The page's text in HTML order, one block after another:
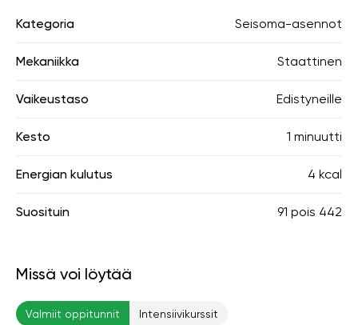
Kategoria Seisoma-asennot
Mekaniikka Staattinen
Vaikeustaso Edistyneille
Kesto 1 minuutti
Energian kulutus 4 kcal
Suosituin 91 pois 442
Missä voi löytää
Valmiit oppitunnit Intensiivikurssit